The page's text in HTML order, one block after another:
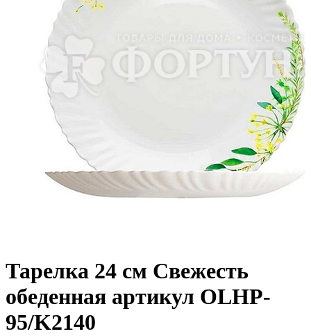
Тарелка 24 см Свежесть
обеденная артикул OLHP-
95/K2140